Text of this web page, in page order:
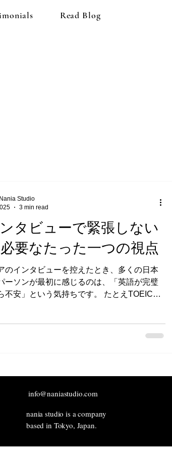
Read Blog
タビューで緊張しない
要なたった一つの視点
のインタビューを控えたとき、多くの日本
ーソンが最初に感じるのは、「英語が完璧
」という気持ちです。 たとえTOEIC満
に尽きます。
Studio
3 min read
info@naniastudio.com
nania studio is a company
based in Tokyo, Japan.